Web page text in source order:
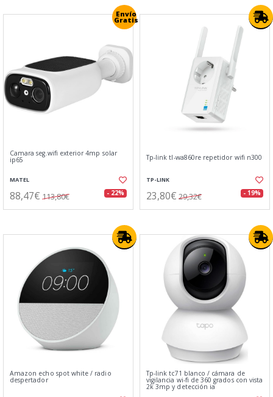
Envío
Gratis
Camara seg.wifi exterior 4mp solar
ip65
MATEL
88,47€ 113,80€ - 22%
Tp-link tl-wa860re repetidor wifi n300
TP-LINK
23,80€ 29,32€ - 19%
Amazon echo spot white / radio
despertador
Tp-link tc71 blanco / cámara de
vigilancia wi-fi de 360 grados con vista
2k 3mp y detección ia